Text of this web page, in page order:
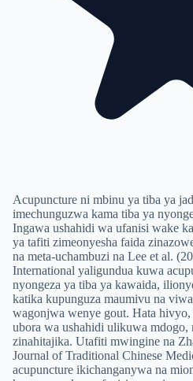
Acupuncture ni mbinu ya tiba ya
imechunguzwa kama tiba ya
Ingawa ushahidi wa ufanisi wake
ya tafiti zimeonyesha faida
na meta-uchambuzi na Lee et al.
International yaligundua kuwa
nyongeza ya tiba ya kawaida,
katika kupunguza maumivu na
wagonjwa wenye gout. Hata
ubora wa ushahidi ulikuwa mdogo,
zinahitajika. Utafiti mwingine na
Journal of Traditional Chinese
acupuncture ikichanganywa na